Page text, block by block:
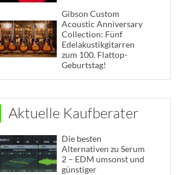
Gibson Custom
Acoustic Anniversary
Collection: Fünf
Edelakustikgitarren
zum 100. Flattop-
Geburtstag!
Aktuelle Kaufberater
Die besten
Alternativen zu Serum
2 – EDM umsonst und
günstiger